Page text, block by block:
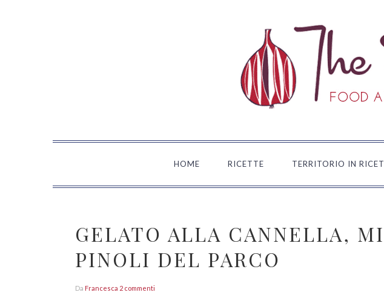
HOME RICETTE TERRITORIO IN
GELATO ALLA CANNELLA,
PINOLI DEL PARCO
Da Francesca 2 commenti